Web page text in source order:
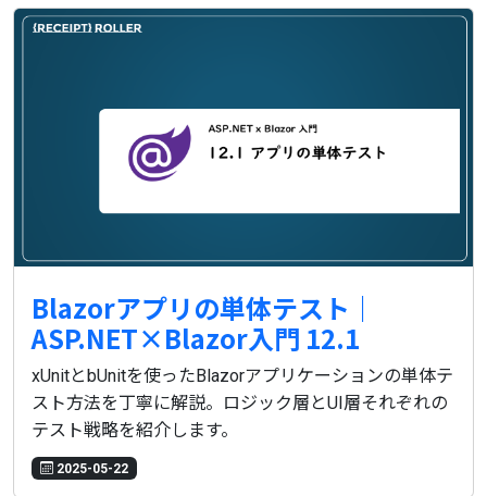
Blazorアプリの単体テスト｜
ASP.NET×Blazor入門 12.1
xUnitとbUnitを使ったBlazorアプリケーションの単体テ
スト方法を丁寧に解説。ロジック層とUI層それぞれの
テスト戦略を紹介します。
2025-05-22